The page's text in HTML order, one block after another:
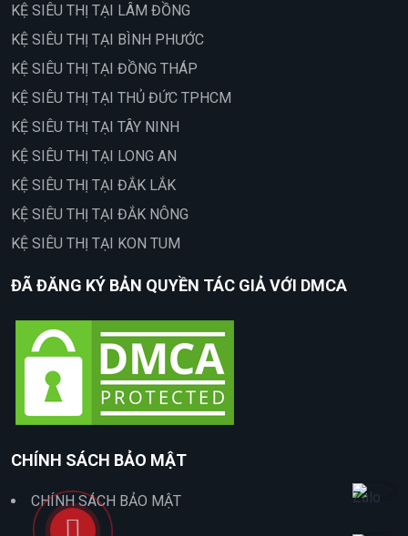
KỆ SIÊU THỊ TẠI LÂM ĐỒNG
KỆ SIÊU THỊ TẠI BÌNH PHƯỚC
KỆ SIÊU THỊ TẠI ĐỒNG THÁP
KỆ SIÊU THỊ TẠI THỦ ĐỨC TPHCM
KỆ SIÊU THỊ TẠI TÂY NINH
KỆ SIÊU THỊ TẠI LONG AN
KỆ SIÊU THỊ TẠI ĐẮK LẮK
KỆ SIÊU THỊ TẠI ĐẮK NÔNG
KỆ SIÊU THỊ TẠI KON TUM
ĐÃ ĐĂNG KÝ BẢN QUYỀN TÁC GIẢ VỚI DMCA
CHÍNH SÁCH BẢO MẬT
CHÍNH SÁCH BẢO MẬT